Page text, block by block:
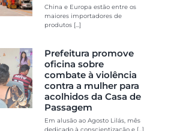
China e Europa estão entre os
maiores importadores de
produtos [...]
Prefeitura promove
oficina sobre
combate à violência
contra a mulher para
acolhidos da Casa de
Passagem
Em alusão ao Agosto Lilás, mês